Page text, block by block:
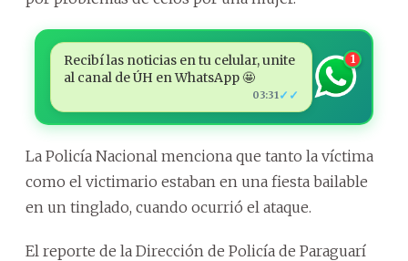
Recibí las noticias en tu celular, unite
al canal de ÚH en WhatsApp 🤩
03:31 ✓✓
1
La Policía Nacional menciona que tanto la víctima
como el victimario estaban en una fiesta bailable
en un tinglado, cuando ocurrió el ataque.
El reporte de la Dirección de Policía de Paraguarí